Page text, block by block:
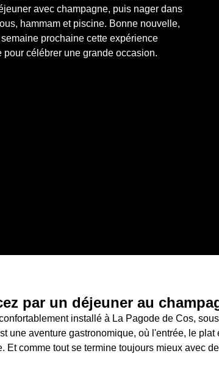
avec champagne, puis nager dans
hammam et piscine. Bonne nouvelle,
prochaine cette expérience
célébrer une grande occasion.
par un déjeuner au
installé à La Pagode de Cos,
une aventure gastronomique, où l'entrée, le
Et comme tout se termine toujours mieux avec